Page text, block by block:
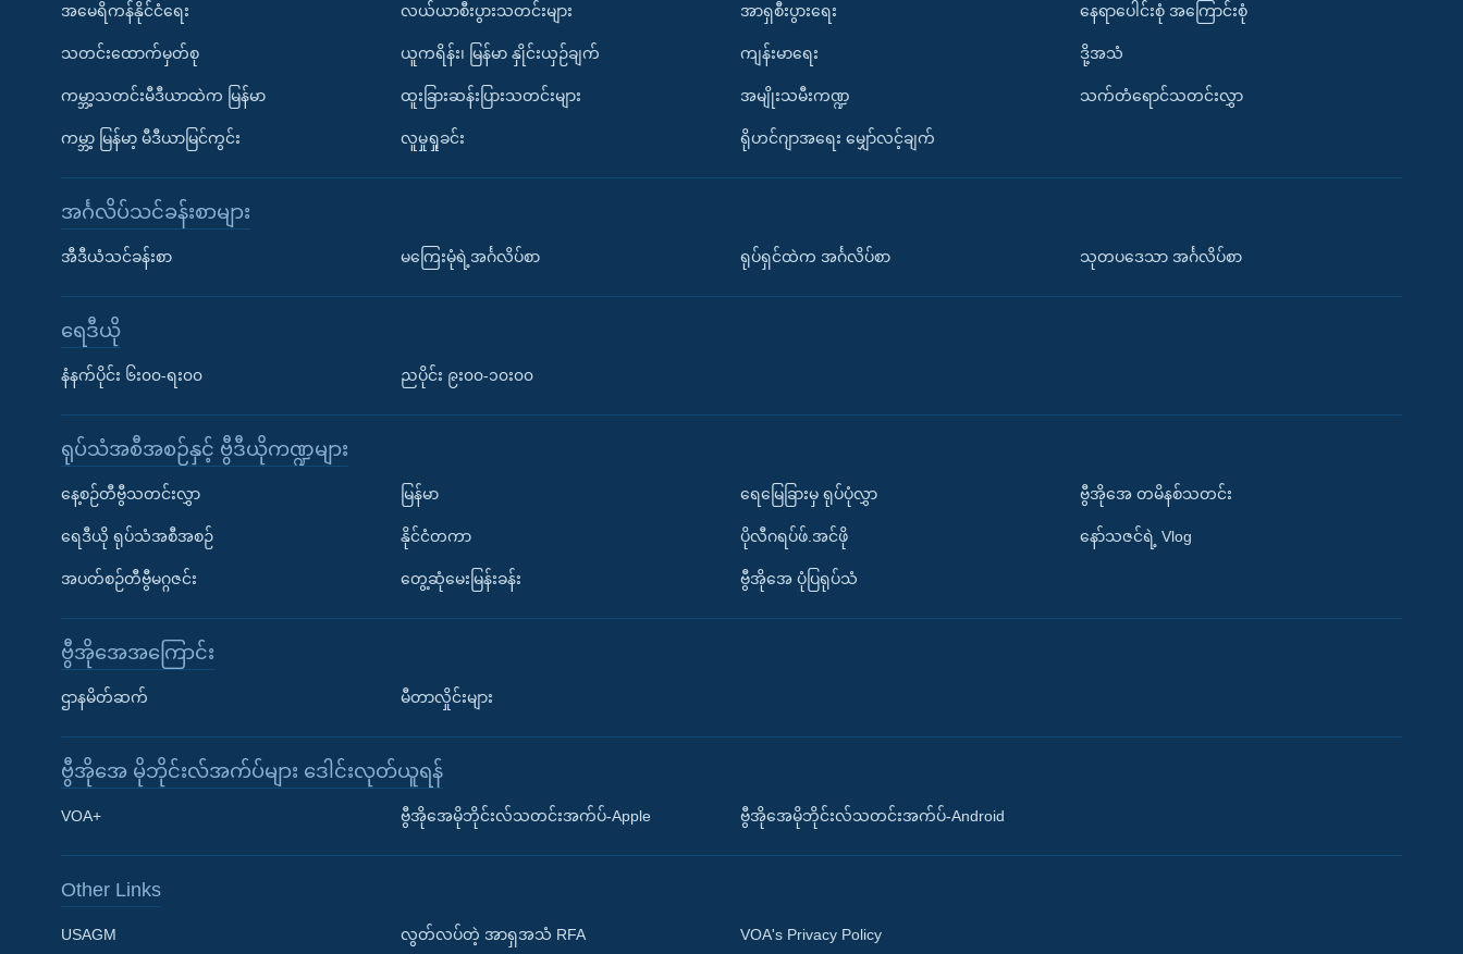
Learning English
အမေရိကန်နိုင်ငံရေး
သတင်းထောက်မှတ်စု
ကမ္ဘာ့သတင်းမီဒီယာထဲက မြန်မာ
ကမ္ဘာ့ မြန်မာ့ မီဒီယာမြင်ကွင်း
လယ်ယာစီးပွားသတင်းများ
ယူကရိန်း၊ မြန်မာ နှိုင်းယှဉ်ချက်
ထူးခြားဆန်းပြားသတင်းများ
လူမှုရှုခင်း
အာရှစီးပွားရေး
ကျန်းမာရေး
အမျိုးသမီးကဏ္ဍ
ရိုဟင်ဂျာအရေး မျှော်လင့်ချက်
နေရာပေါင်းစုံ အကြောင်းစုံ
ဒို့အသံ
သက်တံရောင်သတင်းလွှာ
အင်္ဂလိပ်သင်ခန်းစာများ
အီဒီယံသင်ခန်းစာ မကြေးမုံရဲ့အင်္ဂလိပ်စာ ရုပ်ရှင်ထဲက အင်္ဂလိပ်စာ သုတပဒေသာ အင်္ဂလိပ်စာ
ရေဒီယို
နံနက်ပိုင်း ၆း၀၀-ရး၀၀ ညပိုင်း ၉း၀၀-၁၀း၀၀
ရုပ်သံအစီအစဉ်နှင့် ဗွီဒီယိုကဏ္ဍများ
နေ့စဉ်တီဗွီသတင်းလွှာ
ရေဒီယို ရုပ်သံအစီအစဉ်
အပတ်စဉ်တီဗွီမဂ္ဂဇင်း
မြန်မာ
နိုင်ငံတကာ
တွေ့ဆုံမေးမြန်းခန်း
ရေမြေခြားမှ ရုပ်ပုံလွှာ
ပိုလီဂရပ်ဖ်.အင်ဖို
ဗွီအိုအေ ပုံပြရုပ်သံ
ဗွီအိုအေ တမိနစ်သတင်း
နော်သဇင်ရဲ့ Vlog
ဗွီအိုအေအကြောင်း
ဌာနမိတ်ဆက် မီတာလှိုင်းများ
ဗွီအိုအေ မိုဘိုင်းလ်အက်ပ်များ ဒေါင်းလုတ်ယူရန်
VOA+ ဗွီအိုအေမိုဘိုင်းလ်သတင်းအက်ပ်-Apple ဗွီအိုအေမိုဘိုင်းလ်သတင်းအက်ပ်-Android
Other Links
USAGM လွတ်လပ်တဲ့ အာရှအသံ RFA VOA's Privacy Policy